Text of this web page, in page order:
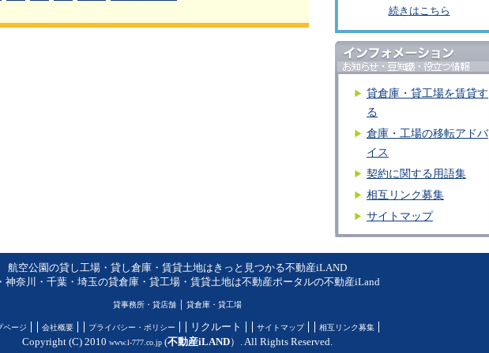
続きはこちら
貸倉庫・貸工場を賃貸す
る
倉庫・工場の移転アドバ
イス
契約に関する用語集
相互リンク募集
サイトマップ
航空公園の貸し工場・貸し倉庫・賃貸土地はきっと見つかる不動産iLAND
神奈川・千葉・埼玉の貸倉庫・貸工場・賃貸土地は不動産ポータルの不動産iLand
貸事務所・貸店舗｜ 貸倉庫・貸工場
ページ 会社概要 プライバシー・ポリシー リクルート サイトマップ 相互リンク募集
Copyright (C) 2010 www.l-777.co.jp(不動産iLAND）. All Rights Reserved.